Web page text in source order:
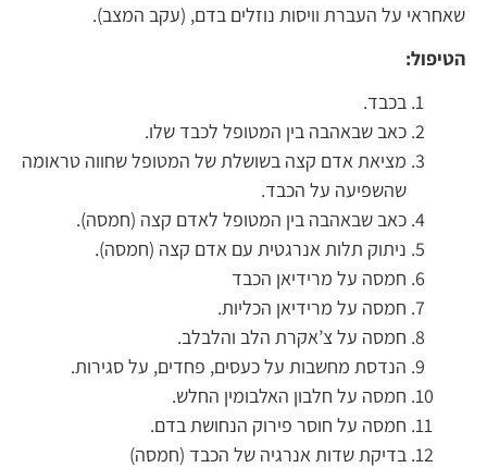
שאחראי על העברת וויסות נוזלים בדם, (עקב המצב).
הטיפול:
בכבד.
כאב שבאהבה בין המטופל לכבד שלו.
מציאת אדם קצה בשושלת של המטופל שחווה טראומה
שהשפיעה על הכבד.
כאב שבאהבה בין המטופל לאדם קצה (חמסה).
ניתוק תלות אנרגטית עם אדם קצה (חמסה).
חמסה על מרידיאן הכבד
חמסה על מרידיאן הכליות.
חמסה על צ’אקרת הלב והלבלב.
הנדסת מחשבות על כעסים, פחדים, על סגירות.
חמסה על חלבון האלבומין החלש.
חמסה על חוסר פירוק הנחושת בדם.
בדיקת שדות אנרגיה של הכבד (חמסה)